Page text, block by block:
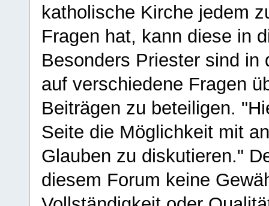
katholische Kirche jedem
Fragen hat, kann diese in
Besonders Priester sind in
auf verschiedene Fragen
Beiträgen zu beteiligen.
Seite die Möglichkeit mit
Glauben zu diskutieren."
diesem Forum keine